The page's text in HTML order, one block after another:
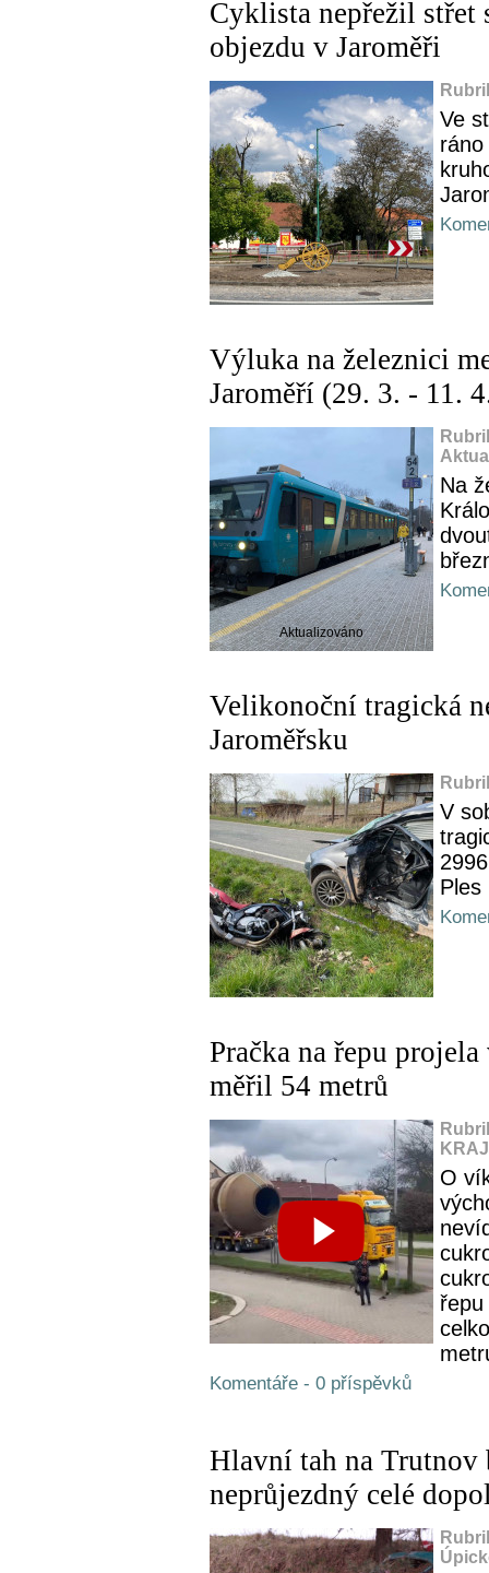
Cyklista nepřežil střet
objezdu v Jaroměři
Ve
Výluka na železnici
Jaroměří (29. 3. - 11.
Aktualizováno
Na
Velikonoční tragická
Jaroměřsku
V
Ples
Pračka na řepu
měřil 54 metrů
O
řepu
Komentáře - 0 příspěvků
Hlavní tah na
neprůjezdný celé